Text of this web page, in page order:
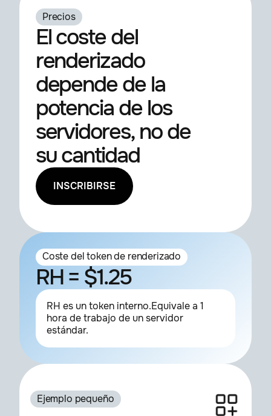
Precios
El coste del
renderizado
depende de la
potencia de los
servidores, no de
su cantidad
INSCRIBIRSE
Coste del token de renderizado
RH = $1.25
RH es un token interno.Equivale a 1
hora de trabajo de un servidor
estándar.
Ejemplo pequeño